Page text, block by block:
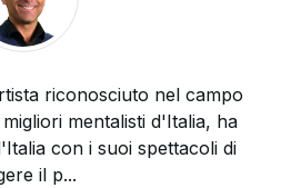
riconosciuto nel campo
mentalisti d'Italia, ha
con i suoi spettacoli di
il p...